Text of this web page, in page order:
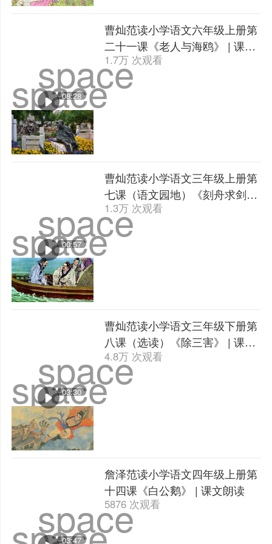
space
space
08:28
曹灿范读小学语文六年级上册第
二十一课《老人与海鸥》 | 课文
朗读
1.7万 次观看
space
space
00:57
曹灿范读小学语文三年级上册第
七课（语文园地）《刻舟求剑》
| 课文朗读
1.3万 次观看
space
space
03:30
曹灿范读小学语文三年级下册第
八课（选读）《除三害》 | 课文
朗读
4.8万 次观看
space
03:47
詹泽范读小学语文四年级上册第
十四课《白公鹅》 | 课文朗读
5876 次观看